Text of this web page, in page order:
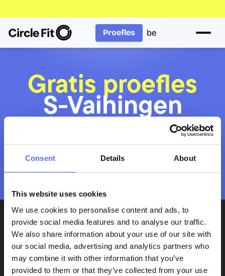
Consent Details About
This website uses cookies
We use cookies to personalise content and ads, to
provide social media features and to analyse our traffic.
We also share information about your use of our site with
our social media, advertising and analytics partners who
may combine it with other information that you’ve
provided to them or that they’ve collected from your use
be
Proefles
Gratis proefles
S-Vaihingen
voor iedereen afzonderlijk een proefles. Plan
aansluitende tijdsloten, dan kunnen jullie